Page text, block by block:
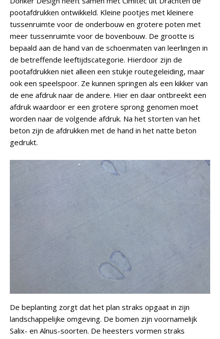
pootafdrukken ontwikkeld. Kleine pootjes met kleinere
tussenruimte voor de onderbouw en grotere poten met
meer tussenruimte voor de bovenbouw. De grootte is
bepaald aan de hand van de schoenmaten van leerlingen in
de betreffende leeftijdscategorie. Hierdoor zijn de
pootafdrukken niet alleen een stukje routegeleiding, maar
ook een speelspoor. Ze kunnen springen als een kikker van
de ene afdruk naar de andere. Hier en daar ontbreekt een
afdruk waardoor er een grotere sprong genomen moet
worden naar de volgende afdruk. Na het storten van het
beton zijn de afdrukken met de hand in het natte beton
gedrukt.
De beplanting zorgt dat het plan straks opgaat in zijn
landschappelijke omgeving. De bomen zijn voornamelijk
Salix- en Alnus-soorten. De heesters vormen straks